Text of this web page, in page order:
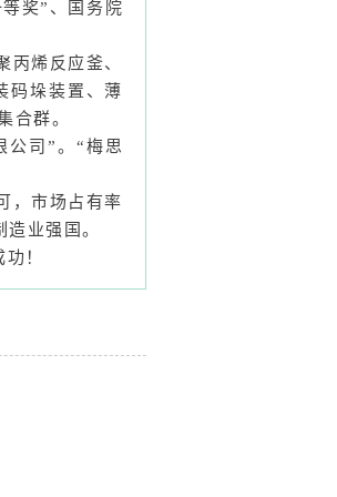
奖”、国务院
丙烯反应釜、
码垛装置、薄
合群。
公司”。“梅思
，市场占有率
业强国。